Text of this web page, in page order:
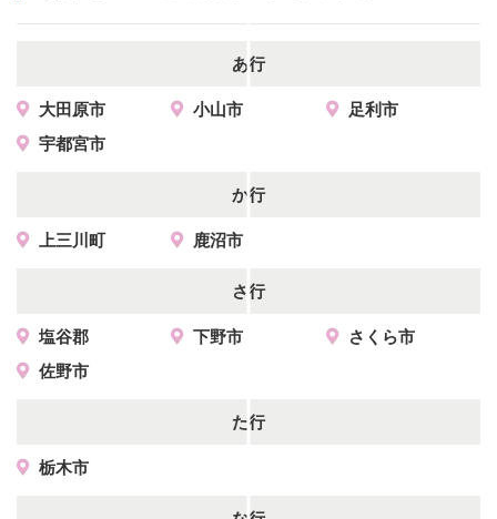
あ行
大田原市 小山市
足利市
宇都宮市
か行
上三川町 鹿沼市
さ行
塩谷郡 下野市
さくら市
佐野市
た行
栃木市